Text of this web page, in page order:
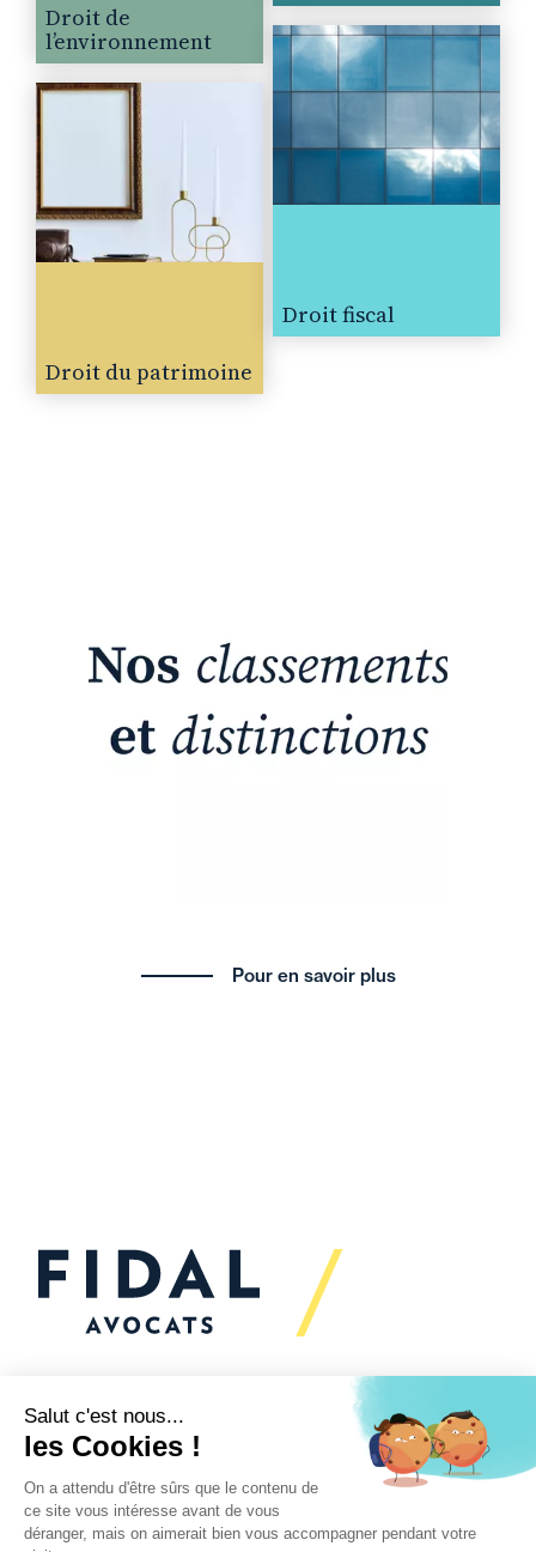
Droit de
l’environnement
Droit du patrimoine
Droit fiscal
Pour en savoir plus
Vous souhaitez échanger
avec nous ?
Nous sommes
à votre écoute